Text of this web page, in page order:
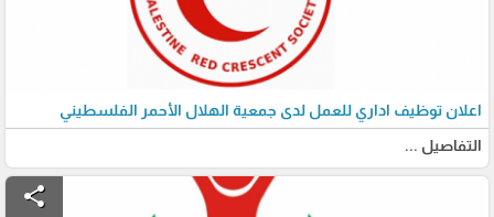
اعلان توظيف اداري للعمل لدى جمعية الهلال الأحمر الفلسطيني
التفاصيل ...
share